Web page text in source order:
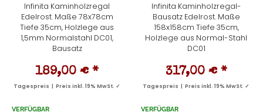
Infinita Kaminholzregal
Edelrost. Maße 78x78cm
Tiefe 35cm, Holzlege aus
1,5mm Normalstahl DC01,
Bausatz
189,00 € *
Tagespreis | Preis inkl. 19% MwSt. ✓
VERFÜGBAR
Infinita Kaminholzregal-
Bausatz Edelrost. Maße
158x158cm Tiefe 35cm,
Holzlege aus Normal-Stahl
DC01
317,00 € *
Tagespreis | Preis inkl. 19% MwSt. ✓
VERFÜGBAR